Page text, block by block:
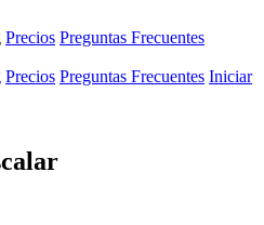
Precios Preguntas Frecuentes
Precios Preguntas Frecuentes Iniciar